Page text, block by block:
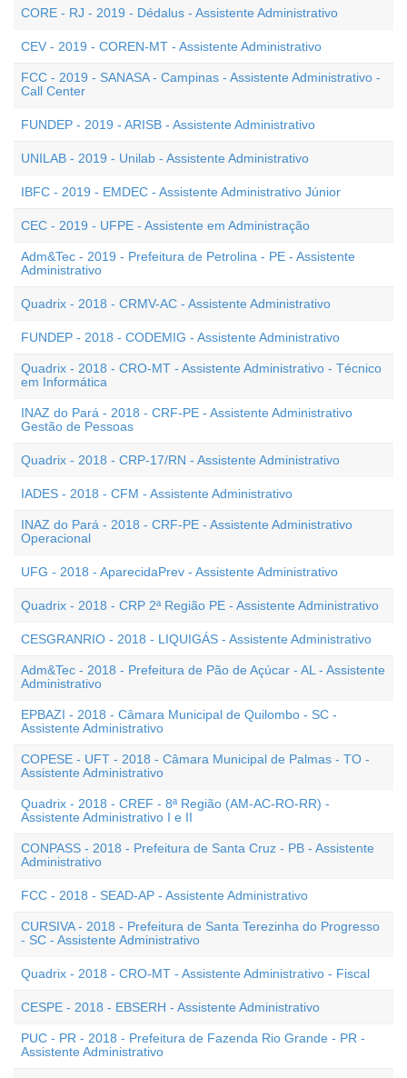
CORE - RJ - 2019 - Dédalus - Assistente Administrativo
CEV - 2019 - COREN-MT - Assistente Administrativo
FCC - 2019 - SANASA - Campinas - Assistente Administrativo -
Call Center
FUNDEP - 2019 - ARISB - Assistente Administrativo
UNILAB - 2019 - Unilab - Assistente Administrativo
IBFC - 2019 - EMDEC - Assistente Administrativo Júnior
CEC - 2019 - UFPE - Assistente em Administração
Adm&Tec - 2019 - Prefeitura de Petrolina - PE - Assistente
Administrativo
Quadrix - 2018 - CRMV-AC - Assistente Administrativo
FUNDEP - 2018 - CODEMIG - Assistente Administrativo
Quadrix - 2018 - CRO-MT - Assistente Administrativo - Técnico
em Informática
INAZ do Pará - 2018 - CRF-PE - Assistente Administrativo
Gestão de Pessoas
Quadrix - 2018 - CRP-17/RN - Assistente Administrativo
IADES - 2018 - CFM - Assistente Administrativo
INAZ do Pará - 2018 - CRF-PE - Assistente Administrativo
Operacional
UFG - 2018 - AparecidaPrev - Assistente Administrativo
Quadrix - 2018 - CRP 2ª Região PE - Assistente Administrativo
CESGRANRIO - 2018 - LIQUIGÁS - Assistente Administrativo
Adm&Tec - 2018 - Prefeitura de Pão de Açúcar - AL - Assistente
Administrativo
EPBAZI - 2018 - Câmara Municipal de Quilombo - SC -
Assistente Administrativo
COPESE - UFT - 2018 - Câmara Municipal de Palmas - TO -
Assistente Administrativo
Quadrix - 2018 - CREF - 8ª Região (AM-AC-RO-RR) -
Assistente Administrativo I e II
CONPASS - 2018 - Prefeitura de Santa Cruz - PB - Assistente
Administrativo
FCC - 2018 - SEAD-AP - Assistente Administrativo
CURSIVA - 2018 - Prefeitura de Santa Terezinha do Progresso
- SC - Assistente Administrativo
Quadrix - 2018 - CRO-MT - Assistente Administrativo - Fiscal
CESPE - 2018 - EBSERH - Assistente Administrativo
PUC - PR - 2018 - Prefeitura de Fazenda Rio Grande - PR -
Assistente Administrativo